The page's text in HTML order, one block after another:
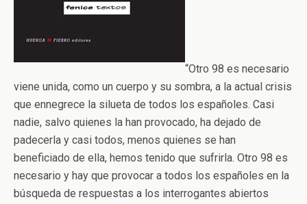
“Otro 98 es necesario
viene unida, como un cuerpo y su sombra, a la actual crisis
que ennegrece la silueta de todos los españoles. Casi
nadie, salvo quienes la han provocado, ha dejado de
padecerla y casi todos, menos quienes se han
beneficiado de ella, hemos tenido que sufrirla. Otro 98 es
necesario y hay que provocar a todos los españoles en la
búsqueda de respuestas a los interrogantes abiertos